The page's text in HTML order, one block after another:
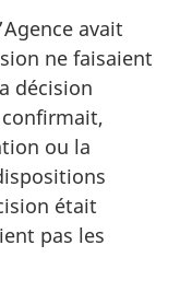
avait
ne faisaient
décision
confirmait,
ou la
était
pas les